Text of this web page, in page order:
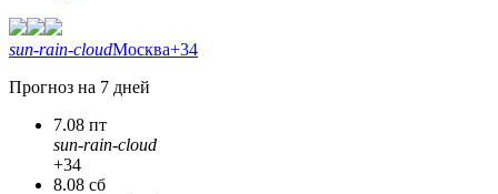
sun-rain-cloudМосква+34
Прогноз на 7 дней
7.08 пт
sun-rain-cloud
+34
8.08 сб